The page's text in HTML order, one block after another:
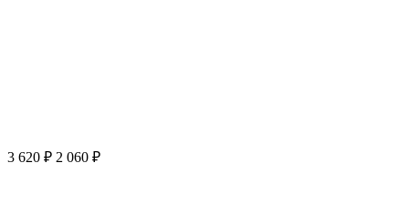
3 620 ₽ 2 060 ₽